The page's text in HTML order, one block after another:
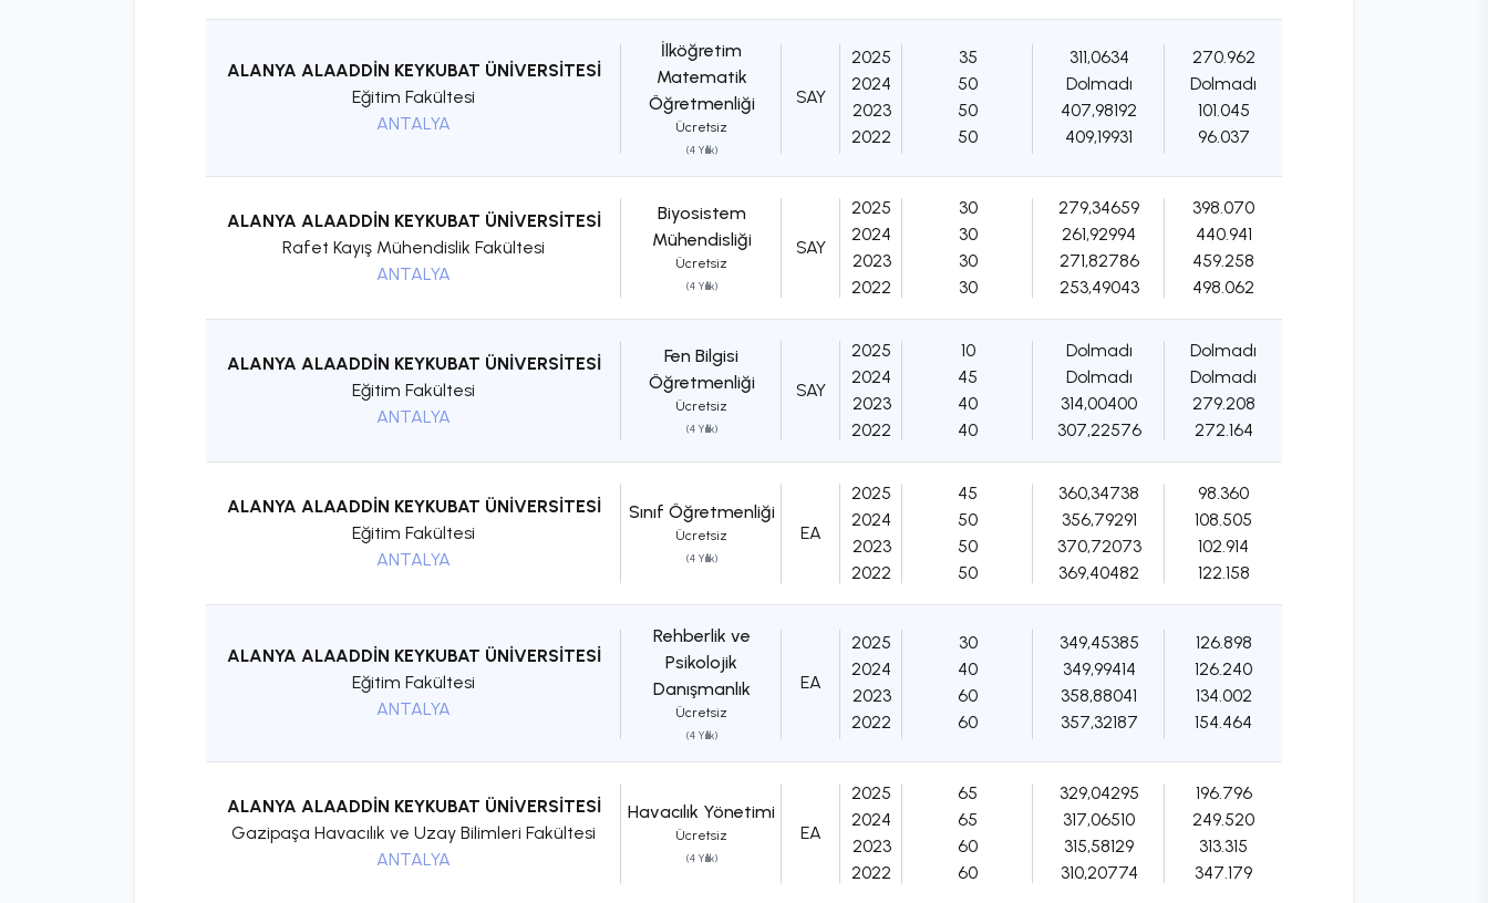
ALANYA ALAADDİN KEYKUBAT ÜNİVERSİTESİ
Eğitim Fakültesi
ANTALYA
İlköğretim
Matematik
Öğretmenliği
Ücretsiz
(4 Yıllık)
SAY
2025
2024
2023
2022
35
50
50
50
311,0634
Dolmadı
407,98192
409,19931
270.962
Dolmadı
101.045
96.037
ALANYA ALAADDİN KEYKUBAT ÜNİVERSİTESİ
Rafet Kayış Mühendislik Fakültesi
ANTALYA
Biyosistem
Mühendisliği
Ücretsiz
(4 Yıllık)
SAY
2025
2024
2023
2022
30
30
30
30
279,34659
261,92994
271,82786
253,49043
398.070
440.941
459.258
498.062
ALANYA ALAADDİN KEYKUBAT ÜNİVERSİTESİ
Eğitim Fakültesi
ANTALYA
Fen Bilgisi
Öğretmenliği
Ücretsiz
(4 Yıllık)
SAY
2025
2024
2023
2022
10
45
40
40
Dolmadı
Dolmadı
314,00400
307,22576
Dolmadı
Dolmadı
279.208
272.164
ALANYA ALAADDİN KEYKUBAT ÜNİVERSİTESİ
Eğitim Fakültesi
ANTALYA
Sınıf Öğretmenliği
Ücretsiz
(4 Yıllık)
EA
2025
2024
2023
2022
45
50
50
50
360,34738
356,79291
370,72073
369,40482
98.360
108.505
102.914
122.158
ALANYA ALAADDİN KEYKUBAT ÜNİVERSİTESİ
Eğitim Fakültesi
ANTALYA
Rehberlik ve
Psikolojik
Danışmanlık
Ücretsiz
(4 Yıllık)
EA
2025
2024
2023
2022
30
40
60
60
349,45385
349,99414
358,88041
357,32187
126.898
126.240
134.002
154.464
ALANYA ALAADDİN KEYKUBAT ÜNİVERSİTESİ
Gazipaşa Havacılık ve Uzay Bilimleri Fakültesi
ANTALYA
Havacılık Yönetimi
Ücretsiz
(4 Yıllık)
EA
2025
2024
2023
2022
65
65
60
60
329,04295
317,06510
315,58129
310,20774
196.796
249.520
313.315
347.179